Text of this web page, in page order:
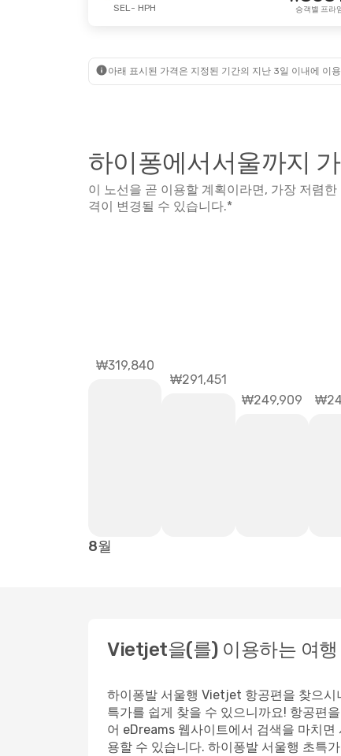
SEL- HPH 승객별 프라
아래 표시된 가격은 지정된 기간의 지난 3일 이내에 이
하이퐁에서서울까지
이 노선을 곧 이용할 계획이라면, 가장 저렴한
격이 변경될 수 있습니다.*
₩319,840
₩291,451
₩249,909
8월
Vietjet을(를) 이용하는 여행
하이퐁발 서울행 Vietjet 항공편을 찾으시
특가를 쉽게 찾을 수 있으니까요! 항공편
어 eDreams 웹사이트에서 검색을 마치
용할 수 있습니다. 하이퐁발 서울행 초특